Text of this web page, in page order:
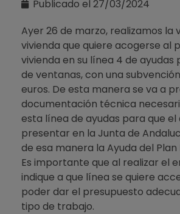
Publicado el 27/03/2024
Ayer 26 de marzo, realizamos la
vivienda que quiere acogerse al
vivienda en su línea 4 de ayudas
de ventanas, con una
euros. De esta manera se va a
documentación técnica
esta línea de ayudas para que
presentar en la Junta de
de esa manera la Ayuda del
Es importante que al realizar el
indique a que línea se quiere
poder dar el presupuesto
tipo de trabajo.